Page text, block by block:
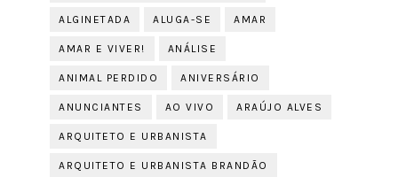
ALGINETADA ALUGA-SE AMAR
AMAR E VIVER! ANÁLISE
ANIMAL PERDIDO ANIVERSÁRIO
ANUNCIANTES AO VIVO ARAÚJO ALVES
ARQUITETO E URBANISTA
ARQUITETO E URBANISTA BRANDÃO